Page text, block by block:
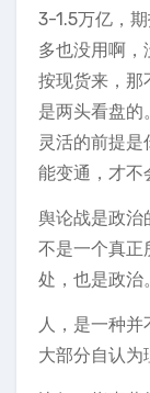
3-1.5万亿，
多也没用啊，
按现货来，那
是两头看盘的
灵活的前提
能变通，才不
舆论战是政治
不是一个真正
处，也是政治
人，是一种并
大部分自认为